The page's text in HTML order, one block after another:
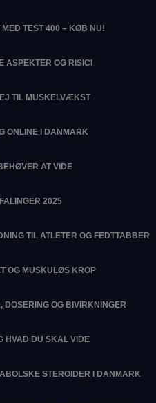
TEST 400 – KØB NU!
ASPEKTER OG RISICI
TIL MUSKELVÆKST
ONLINE I DANMARK
AT VIDE
2025
TIL ATLETER OG FEDTTABBER
OG MUSKULØS KROP
OG BIVIRKNINGER
HVAD DU SKAL VIDE
STEROIDER I DANMARK